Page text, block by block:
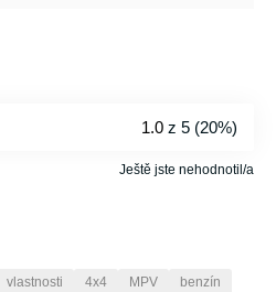
1.0 z 5 (20%)
Ještě jste nehodnotil/a
vlastnosti 4x4 MPV
benzín